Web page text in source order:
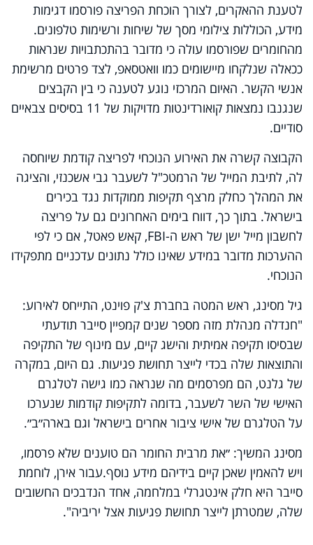
לטענת ההאקרים, לצורך הוכחת הפריצה פורסמו דגימות
מידע, הכוללות צילומי מסך של שיחות ורשימות טלפונים.
מהחומרים שפורסמו עולה כי מדובר בהתכתבויות שנראות
ככאלה שנלקחו מיישומים כמו וואטסאפ, לצד פרטים מרשימת
אנשי הקשר. האיום המרכזי נוגע לטענה כי בין הקבצים
שנגנבו נמצאות קואורדינטות מדויקות של 11 בסיסים צבאיים
סודיים.
הקבוצה קשרה את האירוע הנוכחי לפריצה קודמת שיוחסה
לה, לתיבת המייל של הרמטכ"ל לשעבר גבי אשכנזי, והציגה
את המהלך כחלק מרצף תקיפות ממוקדות נגד בכירים
בישראל. בתוך כך, דווח בימים האחרונים גם על פריצה
לחשבון מייל ישן של ראש ה-FBI, קאש פאטל, אם כי לפי
ההערכות מדובר במידע שאינו כולל נתונים עדכניים מתפקידו
הנוכחי.
גיל מסינג, ראש המטה בחברת צ'ק פוינט, התייחס לאירוע:
"חנדלה מנהלת מזה מספר שנים קמפיין סייבר תודעתי
שבסיסו תקיפה אמיתית והישג קיים, עם מינוף של התקיפה
והתוצאות שלה בכדי לייצר תחושת פגיעות. גם היום, במקרה
של גלנט, הם מפרסמים מה שנראה כמו גישה לטלגרם
האישי של השר לשעבר, בדומה לתקיפות קודמות שנערכו
על הטלגרם של אישי ציבור אחרים בישראל וגם בארה״ב״.
מסינג המשיך: ״את מרבית החומר הם טוענים שלא פרסמו,
ויש להאמין שאכן קיים בידיהם מידע נוסף. עבור אירן, לוחמת
סייבר היא חלק אינטגרלי במלחמה, אחד הנדבכים החשובים
שלה, שמטרתן לייצר תחושת פגיעות אצל יריביה".